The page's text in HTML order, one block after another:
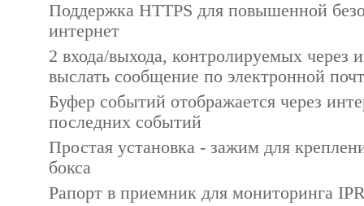
Поддержка HTTPS для повышенной
интернет
2 входа/выхода, контролируемых через
выслать сообщение по электронной
Буфер событий отображается через
последних событий
Простая установка - зажим для
бокса
Рапорт в приемник для мониторинга